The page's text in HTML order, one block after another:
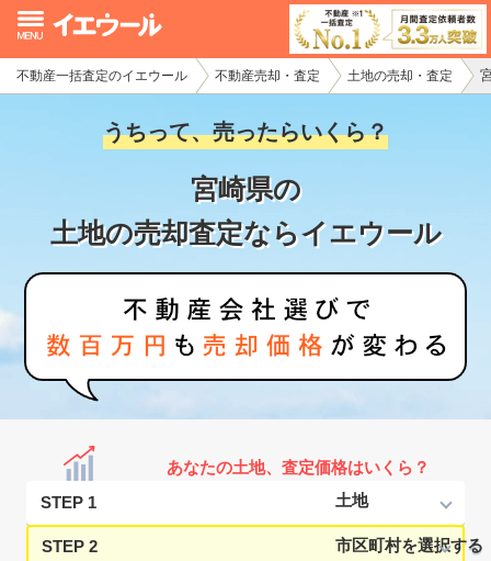
不動産一括査定のイエウール 不動産売却・査定 土地の売却・査定
うちって、売ったらいくら？
宮崎県の
土地の売却査定ならイエウール
あなたの土地、査定価格はいくら？
STEP 1
STEP 2
イエウール加盟希望の不動産会社様
初めての方へ
不動産の売却・一括査定
家査定シミュレーター
お問い合わせ